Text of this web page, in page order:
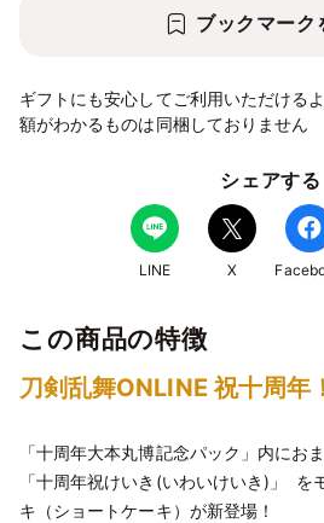
ブックマーク
ギフトにも安心してご利用いただける
額がわかるものは同梱しておりません
シェアする
LINE X
この商品の特徴
刀剣乱舞ONLINE 祝十周年！
「十周年大本丸博記念パック」内にお
「十周年祝けいき(いわいけいき)」 を
キ（ショートケーキ）が新登場！